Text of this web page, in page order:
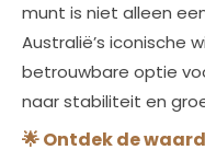
munt is niet alleen
Australië’s iconische
betrouwbare optie
naar stabiliteit en
🌟Ontdek de